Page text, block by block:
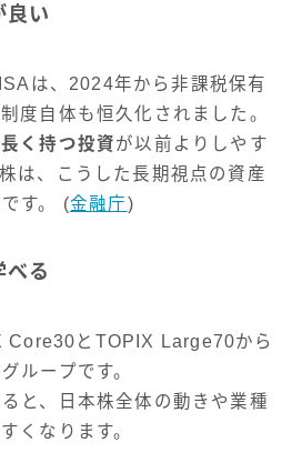
良い
は、2024年から非課税保有
度自体も恒久化されました。
く持つ投資が以前よりしやす
は、こうした長期視点の資産
す。 (金融庁)
る
Core30とTOPIX Large70から
ループです。
と、日本株全体の動きや業種
くなります。